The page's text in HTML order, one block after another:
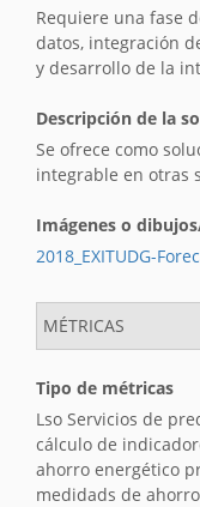
Requiere una fase
datos, integración
y desarrollo de la
Descripción de la
Se ofrece como
integrable en otras
Imágenes o
2018_EXITUDG-
MÉTRICAS
Tipo de métricas
Lso Servicios de
cálculo de
ahorro energético
medidads de